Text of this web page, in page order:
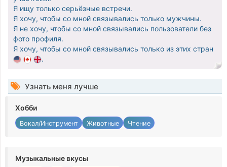
Я ищу только серьёзные встречи.
Я хочу, чтобы со мной связывались только мужчины.
Я не хочу, чтобы со мной связывались пользователи без
фото профиля.
Я хочу, чтобы со мной связывались только из этих стран
.
Узнать меня лучше
Хобби
Вокал/Инструмент Животные Чтение
Музыкальные вкусы